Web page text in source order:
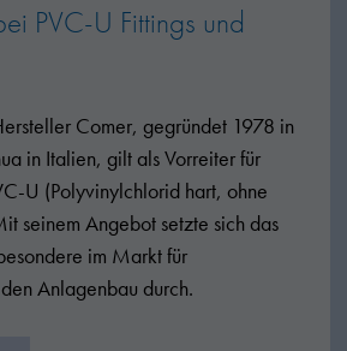
PVC-U Fittings und
Comer, gegründet 1978 in
in Italien, gilt als Vorreiter für
U (Polyvinylchlorid hart, ohne
seinem Angebot setzte sich das
im Markt für
Anlagenbau durch.